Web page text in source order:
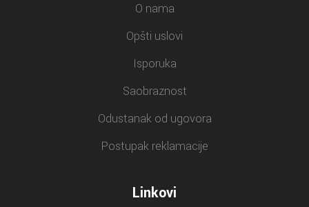
O nama
Opšti uslovi
Isporuka
Saobraznost
Odustanak od ugovora
Postupak reklamacije
Linkovi